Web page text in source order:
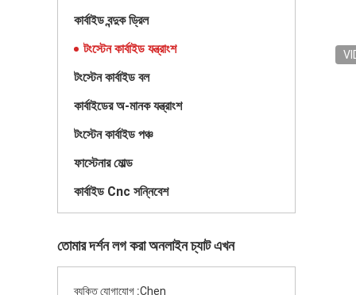
কার্বাইড বন্দুক ড্রিল
টংস্টেন কার্বাইড যন্ত্রাংশ
টংস্টেন কার্বাইড বল
কার্বাইডের অ-মানক যন্ত্রাংশ
টংস্টেন কার্বাইড পঞ্চ
ফাস্টেনার মোল্ড
কার্বাইড Cnc সন্নিবেশ
তোমার দর্শন লগ করা অনলাইন চ্যাট এখন
ব্যক্তি যোগাযোগ :Chen